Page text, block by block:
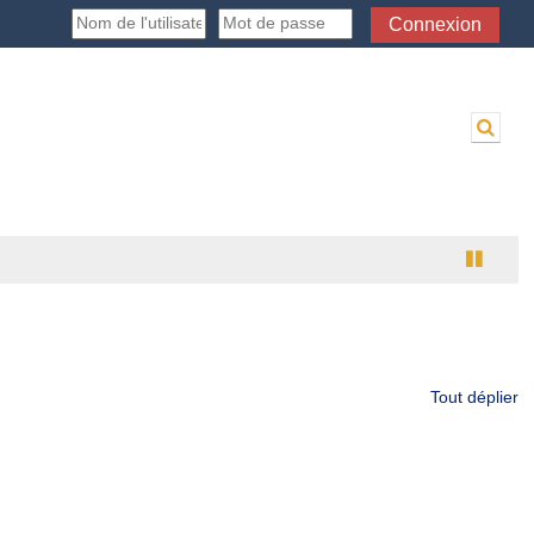
Connexion
Tout déplier